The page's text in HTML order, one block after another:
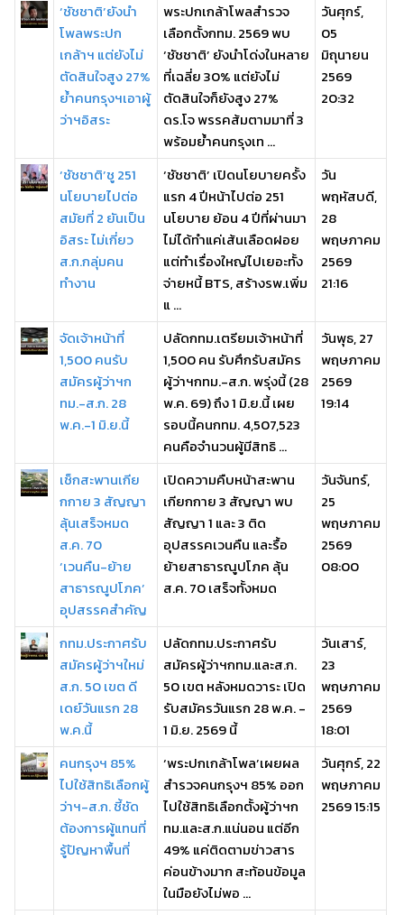
‘ชัชชาติ’ยังนำ
โพลพระปก
เกล้าฯ แต่ยังไม่
ตัดสินใจสูง 27%
ย้ำคนกรุงฯเอาผู้
ว่าฯอิสระ
พระปกเกล้าโพลสำรวจ
เลือกตั้งกทม. 2569 พบ
‘ชัชชาติ’ ยังนำโด่งในหลาย
ที่เฉลี่ย 30% แต่ยังไม่
ตัดสินใจก็ยังสูง 27%
ดร.โจ พรรคส้มตามมาที่ 3
พร้อมย้ำคนกรุงเท ...
วันศุกร์,
05
มิถุนายน
2569
20:32
‘ชัชชาติ’ชู 251
นโยบายไปต่อ
สมัยที่ 2 ยันเป็น
อิสระ ไม่เกี่ยว
ส.ก.กลุ่มคน
ทำงาน
‘ชัชชาติ’ เปิดนโยบายครั้ง
แรก 4 ปีหน้าไปต่อ 251
นโยบาย ย้อน 4 ปีที่ผ่านมา
ไม่ได้ทำแค่เส้นเลือดฝอย
แต่ทำเรื่องใหญ่ไปเยอะทั้ง
จ่ายหนี้ BTS, สร้างรพ.เพิ่ม
แ ...
วัน
พฤหัสบดี,
28
พฤษภาคม
2569
21:16
จัดเจ้าหน้าที่
1,500 คนรับ
สมัครผู้ว่าฯก
ทม.-ส.ก. 28
พ.ค.-1 มิ.ย.นี้
ปลัดกทม.เตรียมเจ้าหน้าที่
1,500 คน รับศึกรับสมัคร
ผู้ว่าฯกทม.-ส.ก. พรุ่งนี้ (28
พ.ค. 69) ถึง 1 มิ.ย.นี้ เผย
รอบนี้คนกทม. 4,507,523
คนคือจำนวนผู้มีสิทธิ ...
วันพุธ, 27
พฤษภาคม
2569
19:14
เช็กสะพานเกีย
กกาย 3 สัญญา
ลุ้นเสร็จหมด
ส.ค. 70
‘เวนคืน-ย้าย
สาธารณูปโภค’
อุปสรรคสำคัญ
เปิดความคืบหน้าสะพาน
เกียกกาย 3 สัญญา พบ
สัญญา 1 และ 3 ติด
อุปสรรคเวนคืน และรื้อ
ย้ายสาธารณูปโภค ลุ้น
ส.ค. 70 เสร็จทั้งหมด
วันจันทร์,
25
พฤษภาคม
2569
08:00
กทม.ประกาศรับ
สมัครผู้ว่าฯใหม่
ส.ก. 50 เขต ดี
เดย์วันแรก 28
พ.ค.นี้
ปลัดกทม.ประกาศรับ
สมัครผู้ว่าฯกทม.และส.ก.
50 เขต หลังหมดวาระ เปิด
รับสมัครวันแรก 28 พ.ค. -
1 มิ.ย. 2569 นี้
วันเสาร์,
23
พฤษภาคม
2569
18:01
คนกรุงฯ 85%
ไปใช้สิทธิเลือกผู้
ว่าฯ-ส.ก. ชี้ชัด
ต้องการผู้แทนที่
รู้ปัญหาพื้นที่
‘พระปกเกล้าโพล’เผยผล
สำรวจคนกรุงฯ 85% ออก
ไปใช้สิทธิเลือกตั้งผู้ว่าฯก
ทม.และส.ก.แน่นอน แต่อีก
49% แค่ติดตามข่าวสาร
ค่อนข้างมาก สะท้อนข้อมูล
ในมือยังไม่พอ ...
วันศุกร์, 22
พฤษภาคม
2569 15:15